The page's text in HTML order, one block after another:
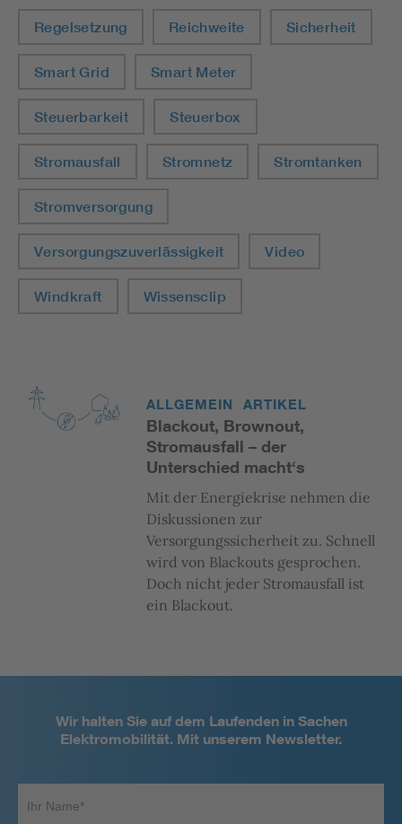
Regelsetzung Reichweite Sicherheit
Smart Grid Smart Meter
Steuerbarkeit Steuerbox
Stromausfall Stromnetz Stromtanken
Stromversorgung
Versorgungszuverlässigkeit Video
Windkraft Wissensclip
ALLGEMEIN ARTIKEL
Blackout, Brownout,
Stromausfall – der
Unterschied macht‘s
Mit der Energiekrise nehmen die
Diskussionen zur
Versorgungssicherheit zu. Schnell
wird von Blackouts gesprochen.
Doch nicht jeder Stromausfall ist
ein Blackout.
Wir halten Sie auf dem Laufenden in Sachen
Elektromobilität. Mit unserem Newsletter.
Name*